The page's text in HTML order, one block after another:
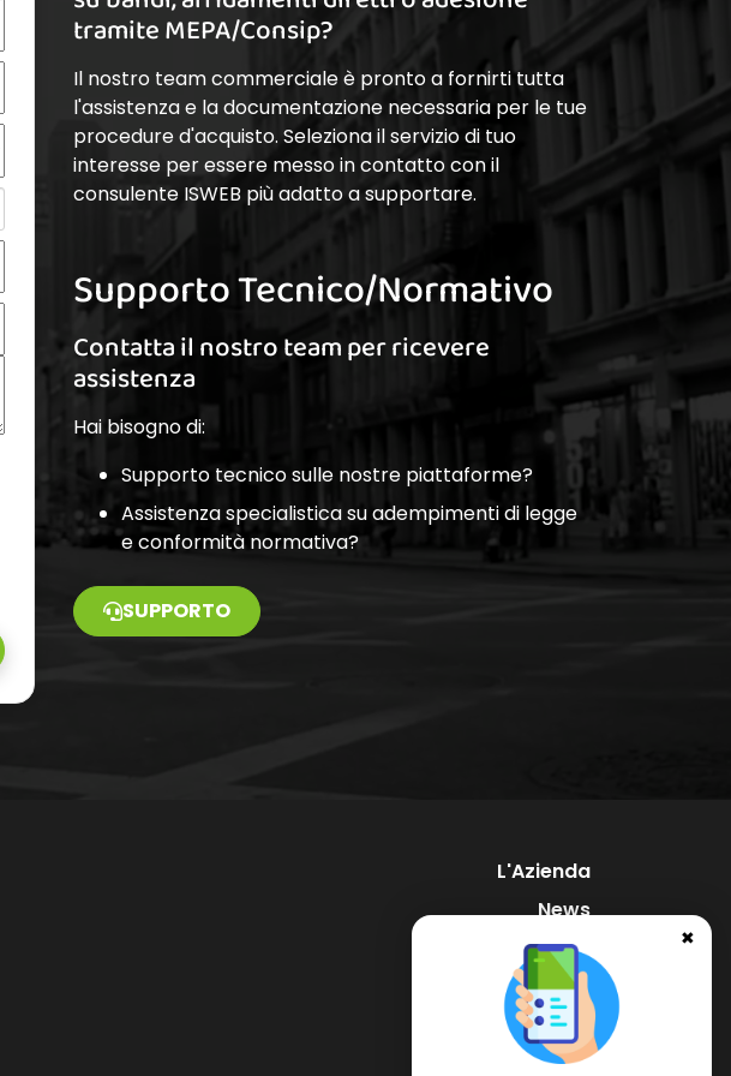
tramite MEPA/Consip?
Il nostro team commerciale è pronto a fornirti tutta
l'assistenza e la documentazione necessaria per le tue
procedure d'acquisto. Seleziona il servizio di tuo
interesse per essere messo in contatto con il
consulente ISWEB più adatto a supportare.
Supporto Tecnico/Normativo
Contatta il nostro team per ricevere
assistenza
Hai bisogno di:
Supporto tecnico sulle nostre piattaforme?
Assistenza specialistica su adempimenti di legge
e conformità normativa?
SUPPORTO
✖
L'Azienda
News
Supporto
Contatti